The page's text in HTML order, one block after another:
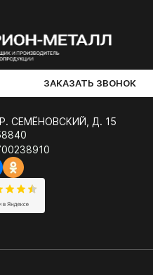
ЗАКАЗАТЬ ЗВОНОК
СЕМЁНОВСКИЙ, Д. 15